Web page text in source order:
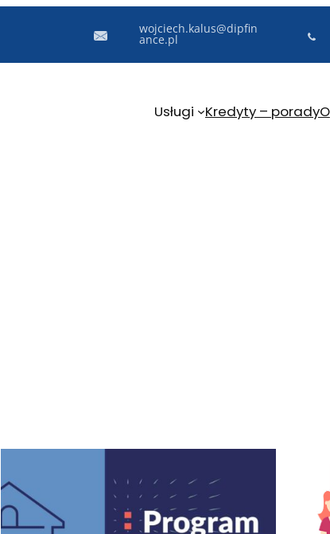
wojciech.kalus@dipfin
ance.pl
Usługi Kredyty – porady